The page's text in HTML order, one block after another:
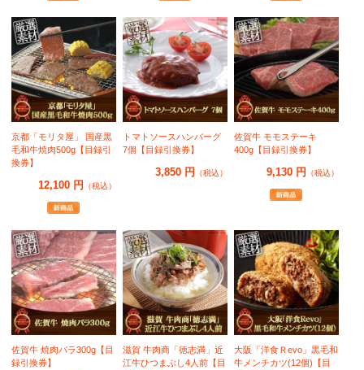
京都「モリタ屋」 国産黒
毛和牛焼肉500g【目録引
換券】
12,100 円 （税込）
トマトソースハンバーグ
7個【目録引換券】
3,850 円 （税込）
佐賀牛 モモステーキ
400g【目録引換券】
9,130 円 （税込）
佐賀牛 焼肉バラ300g【目
録引換券】
滋賀 牛肉商「徳志満」近
江牛ひつまぶし4人前【目
大阪「洋食Ｒevo」黒毛和
牛メンチカツ(12個)【目